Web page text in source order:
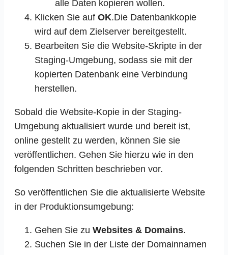
alle Daten kopieren wollen.
Klicken Sie auf OK.Die Datenbankkopie
wird auf dem Zielserver bereitgestellt.
Bearbeiten Sie die Website-Skripte in der
Staging-Umgebung, sodass sie mit der
kopierten Datenbank eine Verbindung
herstellen.
Sobald die Website-Kopie in der Staging-
Umgebung aktualisiert wurde und bereit ist,
online gestellt zu werden, können Sie sie
veröffentlichen. Gehen Sie hierzu wie in den
folgenden Schritten beschrieben vor.
So veröffentlichen Sie die aktualisierte Website
in der Produktionsumgebung:
Gehen Sie zu Websites & Domains.
Suchen Sie in der Liste der Domainnamen